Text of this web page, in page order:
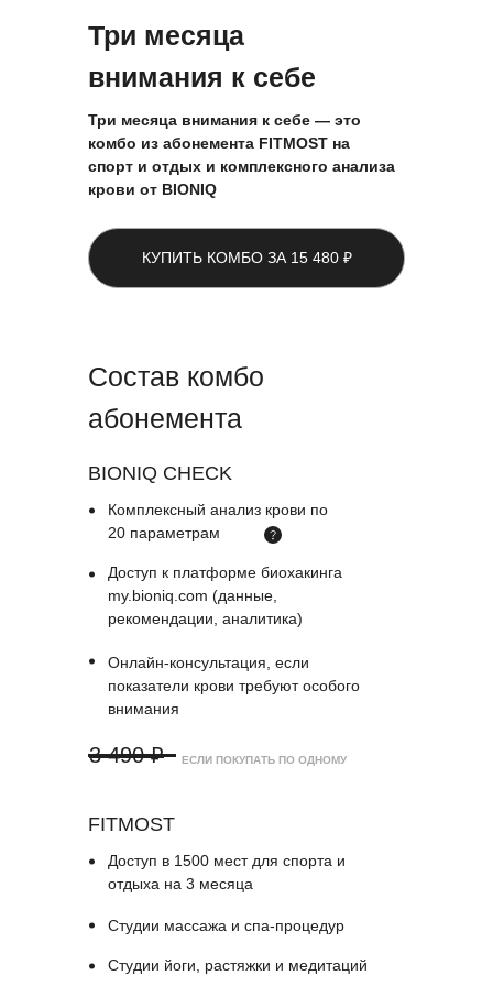
Три месяца
внимания к себе
Три месяца внимания к себе — это
комбо из абонемента FITMOST на
спорт и отдых и комплексного анализа
крови от BIONIQ
КУПИТЬ КОМБО ЗА 15 480 ₽
Состав комбо
абонемента
FITMOST
BIONIQ CHECK
Доступ в 1500 мест для спорта и
отдыха на 3 месяца
Студии массажа и спа-процедур
Студии йоги, растяжки и медитаций
Комплексный анализ крови по
20 параметрам
Доступ к платформе биохакинга
my.bioniq.com (данные,
рекомендации, аналитика)
Онлайн-консультация, если
показатели крови требуют особого
внимания
3 490 ₽ ЕСЛИ ПОКУПАТЬ ПО ОДНОМУ